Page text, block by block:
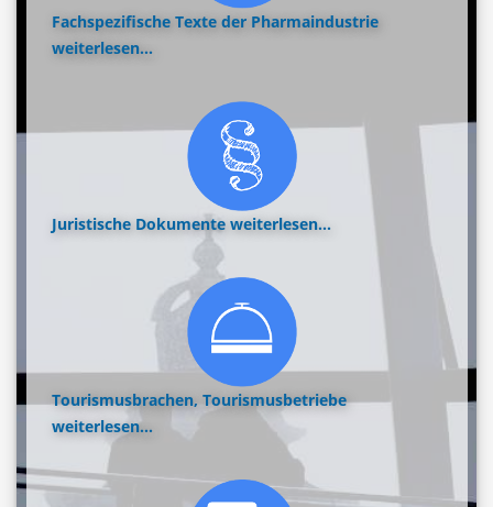
Fachspezifische Texte der Pharmaindustrie
weiterlesen...
Juristische Dokumente weiterlesen...
Tourismusbrachen, Tourismusbetriebe
weiterlesen...